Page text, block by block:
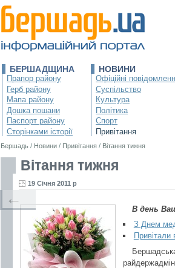
БЕРШАДЩИНА
Прапор району
Герб району
Мапа району
Дошка пошани
Паспорт району
Сторінками історії
НОВИНИ
Офіційні
Суспільство
Культура
Політика
Спорт
Привітання
Бершадь / Новини / Привітання / Вітання тижня
Вітання тижня
19 Січня 2011 р
В день
З Днем
Привітали
←